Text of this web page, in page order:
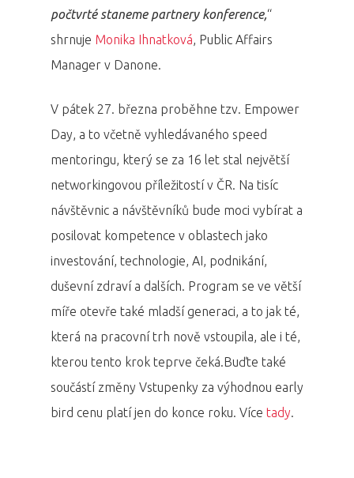
počtvrté staneme partnery konference,“
shrnuje Monika Ihnatková, Public Affairs
Manager v Danone.
V pátek 27. března proběhne tzv. Empower
Day, a to včetně vyhledávaného speed
mentoringu, který se za 16 let stal největší
networkingovou příležitostí v ČR. Na tisíc
návštěvnic a návštěvníků bude moci vybírat a
posilovat kompetence v oblastech jako
investování, technologie, AI, podnikání,
duševní zdraví a dalších. Program se ve větší
míře otevře také mladší generaci, a to jak té,
která na pracovní trh nově vstoupila, ale i té,
kterou tento krok teprve čeká.Buďte také
součástí změny Vstupenky za výhodnou early
bird cenu platí jen do konce roku. Více tady.
PRO MÉDIA